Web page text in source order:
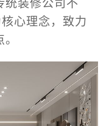
统装修公司不
心理念，致力